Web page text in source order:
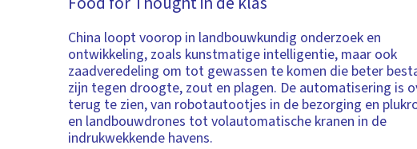
China loopt voorop in landbouwkundig onderzoek en
ontwikkeling, zoals kunstmatige intelligentie, maar ook
zaadveredeling om tot gewassen te komen die beter
zijn tegen droogte, zout en plagen. De automatisering is
terug te zien, van robotautootjes in de bezorging en
en landbouwdrones tot volautomatische kranen in de
indrukwekkende havens.